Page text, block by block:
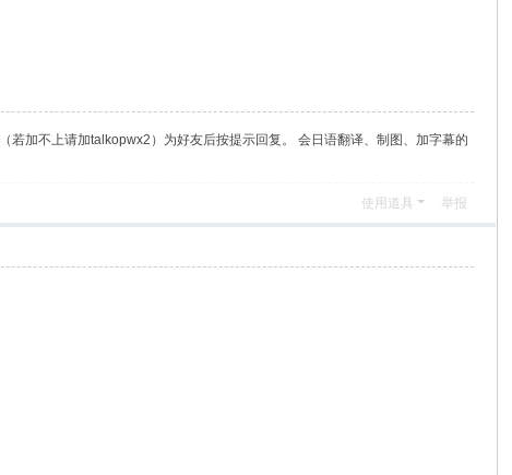
加不上请加talkopwx2）为好友后按提示回复。 会日语翻译、制图、加字幕的
使用道具 举报